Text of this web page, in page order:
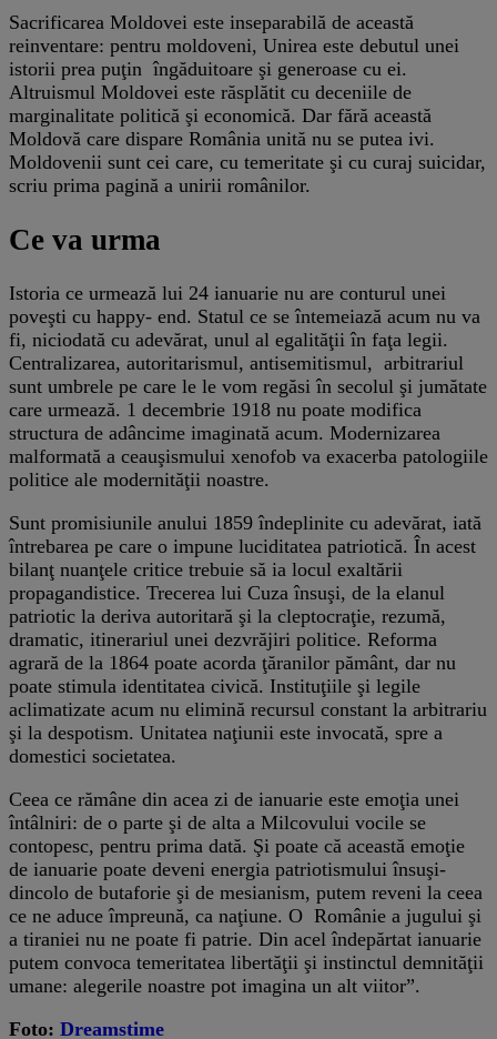
Sacrificarea Moldovei este inseparabilă de această
reinventare: pentru moldoveni, Unirea este debutul unei
istorii prea puţin îngăduitoare şi generoase cu ei.
Altruismul Moldovei este răsplătit cu deceniile de
marginalitate politică şi economică. Dar fără această
Moldovă care dispare România unită nu se putea ivi.
Moldovenii sunt cei care, cu temeritate şi cu curaj suicidar,
scriu prima pagină a unirii românilor.
Ce va urma
Istoria ce urmează lui 24 ianuarie nu are conturul unei
poveşti cu happy- end. Statul ce se întemeiază acum nu va
fi, niciodată cu adevărat, unul al egalităţii în faţa legii.
Centralizarea, autoritarismul, antisemitismul, arbitrariul
sunt umbrele pe care le le vom regăsi în secolul şi jumătate
care urmează. 1 decembrie 1918 nu poate modifica
structura de adâncime imaginată acum. Modernizarea
malformată a ceauşismului xenofob va exacerba patologiile
politice ale modernităţii noastre.
Sunt promisiunile anului 1859 îndeplinite cu adevărat, iată
întrebarea pe care o impune luciditatea patriotică. În acest
bilanţ nuanţele critice trebuie să ia locul exaltării
propagandistice. Trecerea lui Cuza însuşi, de la elanul
patriotic la deriva autoritară şi la cleptocraţie, rezumă,
dramatic, itinerariul unei dezvrăjiri politice. Reforma
agrară de la 1864 poate acorda ţăranilor pământ, dar nu
poate stimula identitatea civică. Instituţiile şi legile
aclimatizate acum nu elimină recursul constant la arbitrariu
şi la despotism. Unitatea naţiunii este invocată, spre a
domestici societatea.
Ceea ce rămâne din acea zi de ianuarie este emoţia unei
întâlniri: de o parte şi de alta a Milcovului vocile se
contopesc, pentru prima dată. Şi poate că această emoţie
de ianuarie poate deveni energia patriotismului însuşi-
dincolo de butaforie şi de mesianism, putem reveni la ceea
ce ne aduce împreună, ca naţiune. O Românie a jugului şi
a tiraniei nu ne poate fi patrie. Din acel îndepărtat ianuarie
putem convoca temeritatea libertăţii şi instinctul demnităţii
umane: alegerile noastre pot imagina un alt viitor”.
Foto: Dreamstime